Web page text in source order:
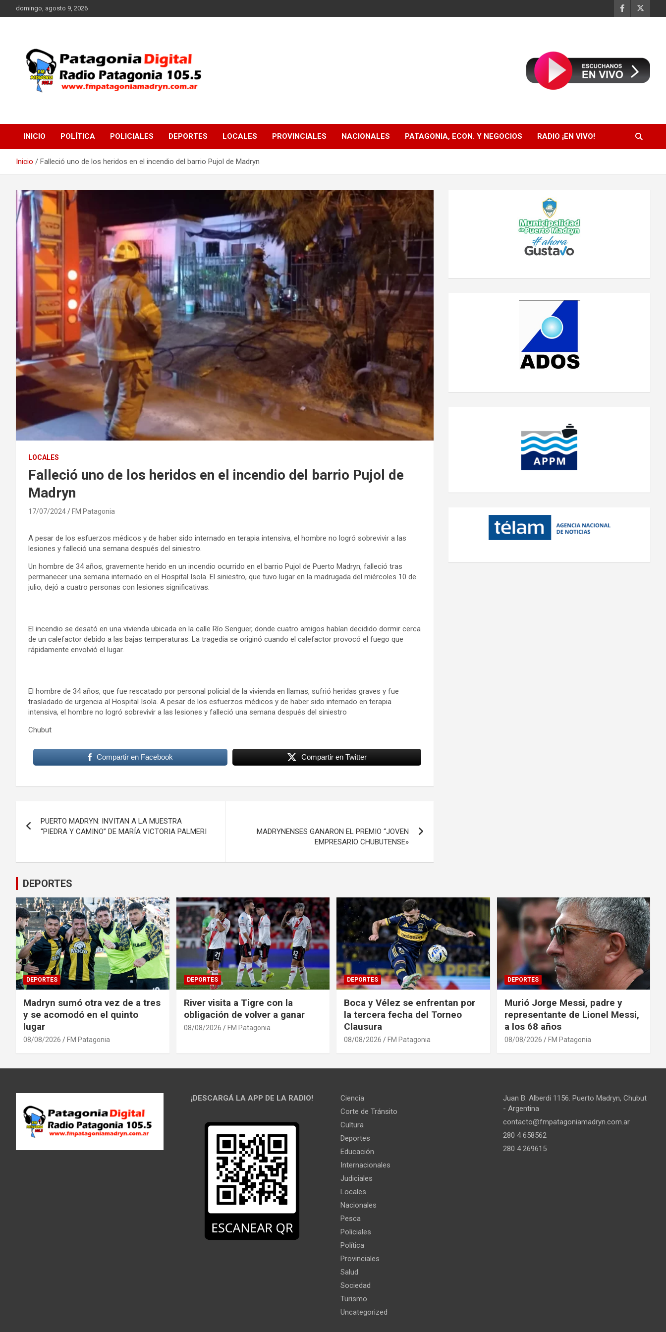
al
domingo, agosto 9, 2026
FM Patagonia Madryn
INICIO POLÍTICA POLICIALES DEPORTES LOCALES PROVINCIALES NACIONALES PATAGONIA, ECON. Y NEGOCIOS RADIO ¡EN VIVO!
Inicio Falleció uno de los heridos en el incendio del barrio Pujol de Madryn
LOCALES
Falleció uno de los heridos en el incendio del barrio Pujol de
Madryn
17/07/2024 FM Patagonia
A pesar de los esfuerzos médicos y de haber sido internado en terapia intensiva, el hombre no logró sobrevivir a las
lesiones y falleció una semana después del siniestro.
Un hombre de 34 años, gravemente herido en un incendio ocurrido en el barrio Pujol de Puerto Madryn, falleció tras
permanecer una semana internado en el Hospital Isola. El siniestro, que tuvo lugar en la madrugada del miércoles 10 de
julio, dejó a cuatro personas con lesiones significativas.
El incendio se desató en una vivienda ubicada en la calle Río Senguer, donde cuatro amigos habían decidido dormir cerca
de un calefactor debido a las bajas temperaturas. La tragedia se originó cuando el calefactor provocó el fuego que
rápidamente envolvió el lugar.
El hombre de 34 años, que fue rescatado por personal policial de la vivienda en llamas, sufrió heridas graves y fue
trasladado de urgencia al Hospital Isola. A pesar de los esfuerzos médicos y de haber sido internado en terapia
intensiva, el hombre no logró sobrevivir a las lesiones y falleció una semana después del siniestro
Chubut
Compartir en Facebook Compartir en Twitter
de
PUERTO MADRYN: INVITAN A LA MUESTRA
“PIEDRA Y CAMINO” DE MARÍA VICTORIA PALMERI
MADRYNENSES GANARON EL PREMIO “JOVEN
EMPRESARIO CHUBUTENSE»
DEPORTES
DEPORTES
Madryn sumó otra vez de a tres
y se acomodó en el quinto
lugar
08/08/2026 FM Patagonia
DEPORTES
River visita a Tigre con la
obligación de volver a ganar
08/08/2026 FM Patagonia
DEPORTES
Boca y Vélez se enfrentan por
la tercera fecha del Torneo
Clausura
08/08/2026 FM Patagonia
DEPORTES
Murió Jorge Messi, padre y
representante de Lionel Messi,
a los 68 años
08/08/2026 FM Patagonia
¡DESCARGÁ LA APP DE LA RADIO!
Ciencia
Corte de Tránsito
Cultura
Deportes
Educación
Internacionales
Judiciales
Locales
Nacionales
Pesca
Policiales
Política
Provinciales
Salud
Sociedad
Turismo
Uncategorized
Juan B. Alberdi 1156. Puerto Madryn, Chubut
- Argentina
contacto@fmpatagoniamadryn.com.ar
280 4 658562
280 4 269615